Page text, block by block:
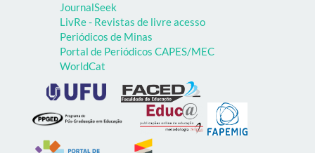
JournalSeek
LivRe - Revistas de livre acesso
Periódicos de Minas
Portal de Periódicos CAPES/MEC
WorldCat